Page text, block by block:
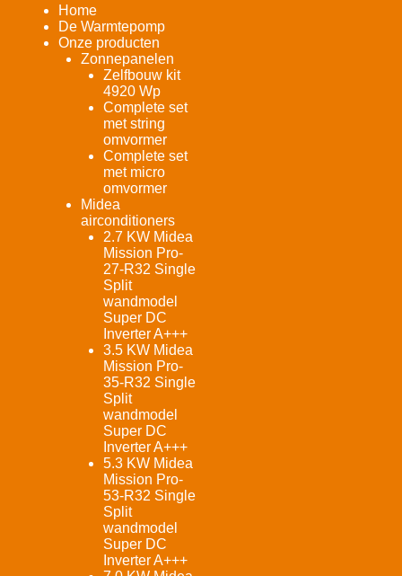
Home
De Warmtepomp
Onze producten
Zonnepanelen
Zelfbouw kit
4920 Wp
Complete set
met string
omvormer
Complete set
met micro
omvormer
Midea
airconditioners
2.7 KW Midea
Mission Pro-
27-R32 Single
Split
wandmodel
Super DC
Inverter A+++
3.5 KW Midea
Mission Pro-
35-R32 Single
Split
wandmodel
Super DC
Inverter A+++
5.3 KW Midea
Mission Pro-
53-R32 Single
Split
wandmodel
Super DC
Inverter A+++